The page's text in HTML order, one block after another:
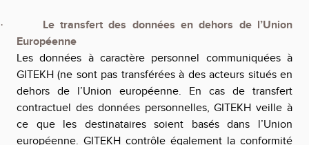
·
Le transfert des données en dehors de l’Union
Européenne
Les données à caractère personnel communiquées à
GITEKH (ne sont pas transférées à des acteurs situés en
dehors de l’Union européenne. En cas de transfert
contractuel des données personnelles, GITEKH veille à
ce que les destinataires soient basés dans l’Union
européenne. GITEKH contrôle également la conformité